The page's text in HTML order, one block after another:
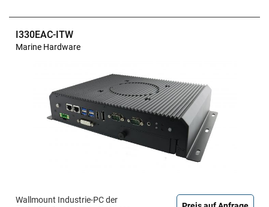
I330EAC-ITW
Marine Hardware
Wallmount Industrie-PC der